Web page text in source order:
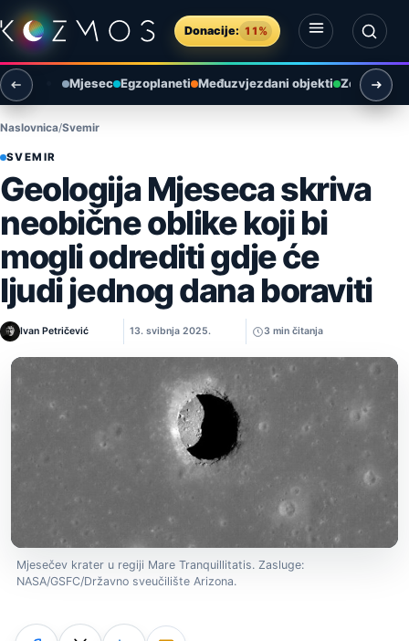
Preskoči na sadržaj
Donacije: 11%
Otvori izbornik
Otvori pretragu
Mjesec Egzoplaneti Međuzvjezdani objekti Zemlja i
Naslovnica Svemir
SVEMIR
Geologija Mjeseca skriva
neobične oblike koji bi
mogli odrediti gdje će
ljudi jednog dana boraviti
Ivan Petričević 13. svibnja 2025. 3 min čitanja
Mjesečev krater u regiji Mare Tranquillitatis. Zasluge:
NASA/GSFC/Državno sveučilište Arizona.